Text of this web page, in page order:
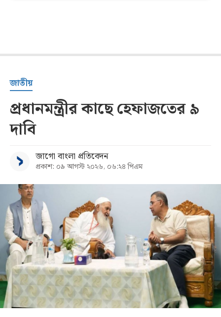
জাতীয়
প্রধানমন্ত্রীর কাছে হেফাজতের ৯
দাবি
জাগো বাংলা প্রতিবেদন
প্রকাশ: ০৯ আগস্ট ২০২৬, ০৬:২৪ পিএম